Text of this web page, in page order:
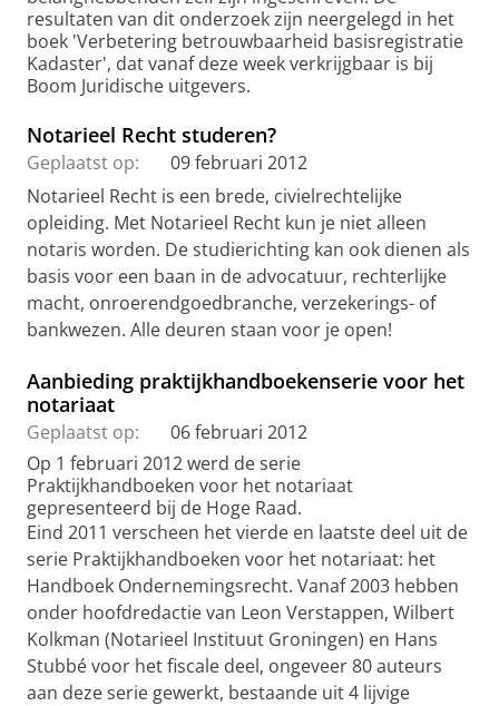
resultaten van dit onderzoek zijn neergelegd in het
boek 'Verbetering betrouwbaarheid basisregistratie
Kadaster', dat vanaf deze week verkrijgbaar is bij
Boom Juridische uitgevers.
Notarieel Recht studeren?
Geplaatst op:
09 februari 2012
Notarieel Recht is een brede, civielrechtelijke
opleiding. Met Notarieel Recht kun je niet alleen
notaris worden. De studierichting kan ook dienen als
basis voor een baan in de advocatuur, rechterlijke
macht, onroerendgoedbranche, verzekerings- of
bankwezen. Alle deuren staan voor je open!
Aanbieding praktijkhandboekenserie voor het
notariaat
Geplaatst op:
06 februari 2012
Op 1 februari 2012 werd de serie
Praktijkhandboeken voor het notariaat
gepresenteerd bij de Hoge Raad.
Eind 2011 verscheen het vierde en laatste deel uit de
serie Praktijkhandboeken voor het notariaat: het
Handboek Ondernemingsrecht. Vanaf 2003 hebben
onder hoofdredactie van Leon Verstappen, Wilbert
Kolkman (Notarieel Instituut Groningen) en Hans
Stubbé voor het fiscale deel, ongeveer 80 auteurs
aan deze serie gewerkt, bestaande uit 4 lijvige